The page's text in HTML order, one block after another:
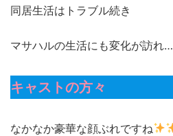
同居生活はトラブル続き
マサハルの生活にも変化が訪れ…
キャストの方々
なかなか豪華な顔ぶれですね